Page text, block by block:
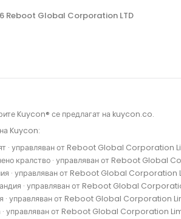
Reboot Global Corporation LTD
Kuycon® се предлагат на kuycon.co.
Kuycon:
· управляван от Reboot Global Corporation
кралство · управляван от Reboot Global
· управляван от Reboot Global Corporation
· управляван от Reboot Global
· управляван от Reboot Global Corporation
· управляван от Reboot Global Corporation